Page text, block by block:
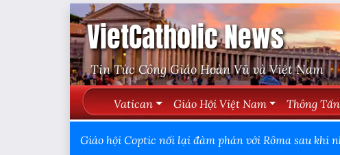
VietCatholic News
Tin Tức Công Giáo Hoàn Vũ và Việt Nam
Vatican Giáo Hội Việt Nam Thông
Giáo hội Coptic nối lại đàm phán với Rôma sau khi